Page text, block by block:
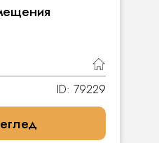
ID: 79229